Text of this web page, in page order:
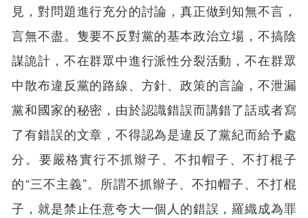
見，對問題進行充分的討論，真正做到知無不言，
言無不盡。隻要不反對黨的基本政治立場，不搞陰
謀詭計，不在群眾中進行派性分裂活動，不在群眾
中散布違反黨的路線、方針、政策的言論，不泄漏
黨和國家的秘密，由於認識錯誤而講錯了話或者寫
了有錯誤的文章，不得認為是違反了黨紀而給予處
分。要嚴格實行不抓辮子、不扣帽子、不打棍子
的“三不主義”。所謂不抓辮子、不扣帽子、不打棍
子，就是禁止任意夸大一個人的錯誤，羅織成為罪